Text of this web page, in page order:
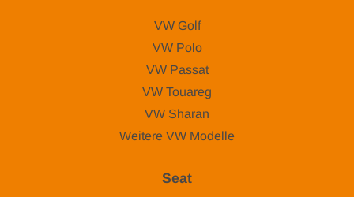
VW Golf
VW Polo
VW Passat
VW Touareg
VW Sharan
Weitere VW Modelle
Seat